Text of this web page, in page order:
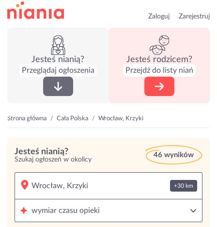
Zaloguj Zarejestruj
Jesteś nianią?
Przeglądaj ogłoszenia
Jesteś rodzicem?
Przejdź do listy niań
Strona główna Cała Polska Wrocław, Krzyki
Jesteś nianią?
Szukaj ogłoszeń w okolicy
46 wyników
+30 km
wymiar czasu opieki